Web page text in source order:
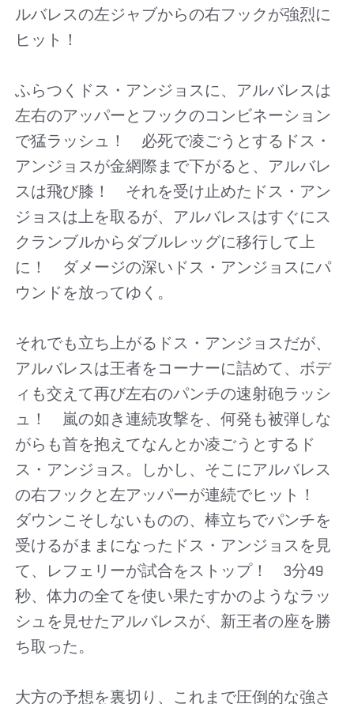
ルバレスの左ジャブからの右フックが強烈に
ヒット！
ふらつくドス・アンジョスに、アルバレスは
左右のアッパーとフックのコンビネーション
で猛ラッシュ！ 必死で凌ごうとするドス・
アンジョスが金網際まで下がると、アルバレ
スは飛び膝！ それを受け止めたドス・アン
ジョスは上を取るが、アルバレスはすぐにス
クランブルからダブルレッグに移行して上
に！ ダメージの深いドス・アンジョスにパ
ウンドを放ってゆく。
それでも立ち上がるドス・アンジョスだが、
アルバレスは王者をコーナーに詰めて、ボデ
ィも交えて再び左右のパンチの速射砲ラッシ
ュ！ 嵐の如き連続攻撃を、何発も被弾しな
がらも首を抱えてなんとか凌ごうとするド
ス・アンジョス。しかし、そこにアルバレス
の右フックと左アッパーが連続でヒット！
ダウンこそしないものの、棒立ちでパンチを
受けるがままになったドス・アンジョスを見
て、レフェリーが試合をストップ！ 3分49
秒、体力の全てを使い果たすかのようなラッ
シュを見せたアルバレスが、新王者の座を勝
ち取った。
大方の予想を裏切り、これまで圧倒的な強さ